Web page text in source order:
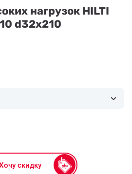
нагрузок HILTI
d32x210
скидку